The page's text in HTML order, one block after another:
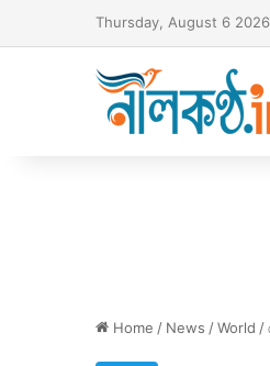
Thursday, August 6 2026
Home / News /World /